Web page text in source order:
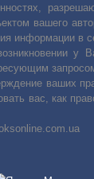
вашего
информации в
у
ваших
вас, как